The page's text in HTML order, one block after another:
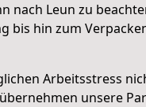
nach Leun zu
bis hin zum
Arbeitsstress
unsere